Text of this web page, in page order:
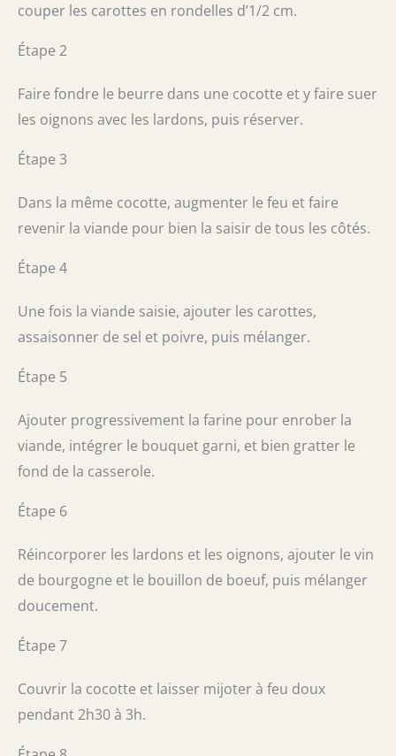
couper les carottes en rondelles d’1/2 cm.
Étape 2
Faire fondre le beurre dans une cocotte et y faire suer
les oignons avec les lardons, puis réserver.
Étape 3
Dans la même cocotte, augmenter le feu et faire
revenir la viande pour bien la saisir de tous les côtés.
Étape 4
Une fois la viande saisie, ajouter les carottes,
assaisonner de sel et poivre, puis mélanger.
Étape 5
Ajouter progressivement la farine pour enrober la
viande, intégrer le bouquet garni, et bien gratter le
fond de la casserole.
Étape 6
Réincorporer les lardons et les oignons, ajouter le vin
de bourgogne et le bouillon de boeuf, puis mélanger
doucement.
Étape 7
Couvrir la cocotte et laisser mijoter à feu doux
pendant 2h30 à 3h.